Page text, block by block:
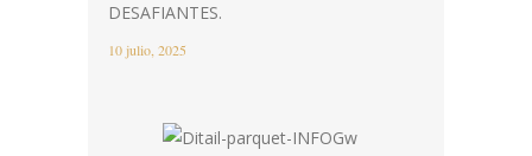
DESAFIANTES.
10 julio, 2025